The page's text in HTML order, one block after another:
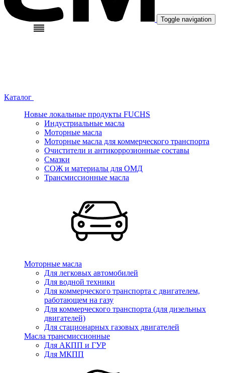
Toggle navigation
Каталог
Новые локальные продукты FUCHS
Индустриальные масла
Моторные масла
Моторные масла для коммерческого транспорта
Очистители и антикоррозионные составы
Смазки
СОЖ и материалы для ОМД
Трансмиссионные масла
Моторные масла
Для легковых автомобилей
Для водной техники
Для коммерческого транспорта с двигателем,
работающем на газу
Для коммерческого транспорта (для дизельных
двигателей)
Для стационарных газовых двигателей
Масла трансмиссионные
Для АКПП и ГУР
Для МКПП